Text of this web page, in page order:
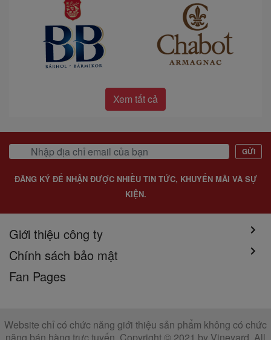
Xem tất cả
GỬI
ĐĂNG KÝ ĐỂ NHẬN ĐƯỢC NHIỀU TIN TỨC, KHUYẾN MÃI VÀ SỰ
KIỆN.
Giới thiệu công ty
Chính sách bảo mật
Fan Pages
Website chỉ có chức năng giới thiệu sản phẩm không có chức